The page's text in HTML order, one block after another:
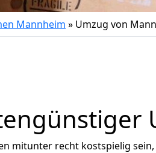
Mannheim » Umzug von
mitunter recht kostspielig